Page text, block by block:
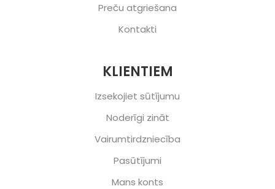
Preču atgriešana
Kontakti
KLIENTIEM
Izsekojiet sūtījumu
Noderīgi zināt
Vairumtirdzniecība
Pasūtījumi
Mans konts